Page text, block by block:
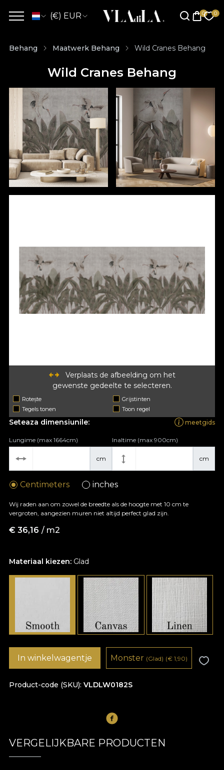
(€) EUR
Behang Maatwerk Behang Wild Cranes Behang
Wild Cranes Behang
Verplaats de afbeelding om het
gewenste gedeelte te selecteren.
Rotește
Grijstinten
Tegels tonen
Toon regel
Materiaal kiezen: Glad
Seteaza dimensiunile: meetgids
cm
Lungime (max 1664cm)
cm
Inaltime (max 900cm)
Centimeters inches
Wij raden aan om zowel de breedte als de hoogte met 10 cm te
vergroten, aangezien muren niet altijd perfect glad zijn.
€ 36,16 / m2
Product-code (SKU) VLDLW0182S
In winkelwagentje Monster (Glad) (€ 1,90)
VERGELIJKBARE PRODUCTEN